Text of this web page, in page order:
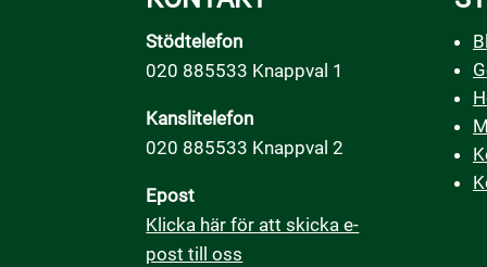
Stödtelefon
020 885533 Knappval 1
Kanslitelefon
020 885533 Knappval 2
Epost
Klicka här för att skicka e-
post till oss